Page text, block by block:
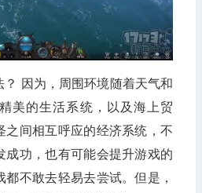
？ 因为，周围环境随着天气和
美的生活系统，以及海上贸
之间相互呼应的经济系统，不
成功，也有可能会提升游戏的
不敢去轻易去尝试。但是，